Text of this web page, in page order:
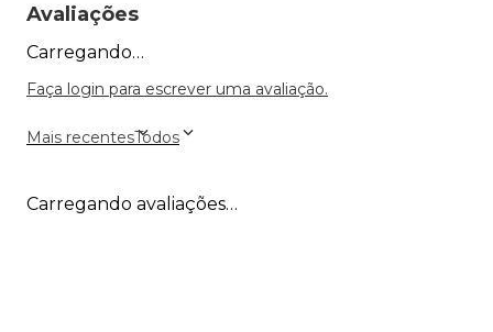
Avaliações
Carregando…
Faça login para escrever uma avaliação.
Mais recentesTodos
Carregando avaliações…